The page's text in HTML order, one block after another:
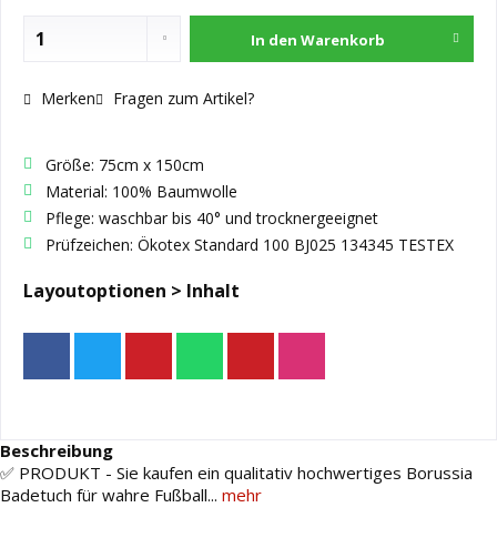
In den Warenkorb
Merken Fragen zum Artikel?
Größe: 75cm x 150cm
Material: 100% Baumwolle
Pflege: waschbar bis 40° und trocknergeeignet
Prüfzeichen: Ökotex Standard 100 BJ025 134345 TESTEX
Layoutoptionen > Inhalt
Beschreibung
✅ PRODUKT - Sie kaufen ein qualitativ hochwertiges Borussia
Badetuch für wahre Fußball... mehr